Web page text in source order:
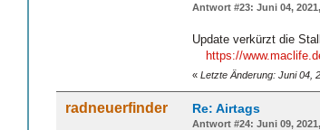
Antwort #23: Juni 04,
Update verkürzt die
https://
« Letzte Änderung: Juni 04,
radneuerfinder Re: Airtags
Antwort #24: Juni 09,